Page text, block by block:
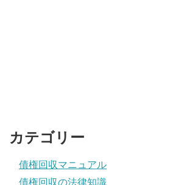
カテゴリー
債権回収マニュアル
債権回収の法律知識